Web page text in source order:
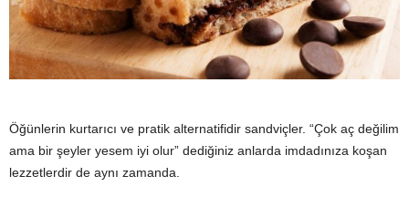
Öğünlerin kurtarıcı ve pratik alternatifidir sandviçler. “Çok aç değilim
ama bir şeyler yesem iyi olur” dediğiniz anlarda imdadınıza koşan
lezzetlerdir de aynı zamanda.